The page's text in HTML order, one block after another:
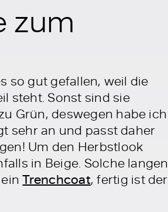
zum
so gut gefallen, weil die
steht. Sonst sind sie
Grün, deswegen habe ich
sehr an und passt daher
Um den Herbstlook
in Beige. Solche langen
einTrenchcoat, fertig ist der